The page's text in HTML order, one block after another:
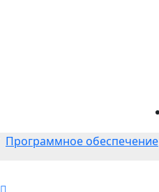
Программное обеспечение